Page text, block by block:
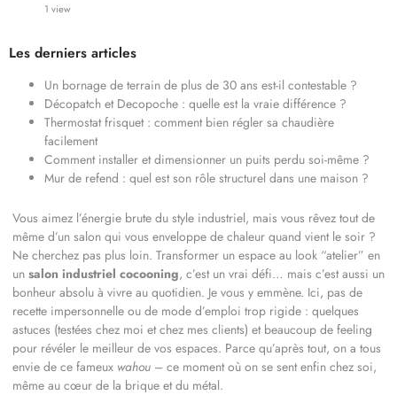
Vous aimez l’énergie brute du style industriel, mais vous rêvez tout de
même d’un salon qui vous enveloppe de chaleur quand vient le soir ?
Ne cherchez pas plus loin. Transformer un espace au look “atelier” en
un salon industriel cocooning, c’est un vrai défi… mais c’est aussi un
bonheur absolu à vivre au quotidien. Je vous y emmène. Ici, pas de
recette impersonnelle ou de mode d’emploi trop rigide : quelques
astuces (testées chez moi et chez mes clients) et beaucoup de feeling
pour révéler le meilleur de vos espaces. Parce qu’après tout, on a tous
envie de ce fameux wahou – ce moment où on se sent enfin chez soi,
même au cœur de la brique et du métal.
1 view
Les derniers articles
Un bornage de terrain de plus de 30 ans est-il contestable ?
Décopatch et Decopoche : quelle est la vraie différence ?
Thermostat frisquet : comment bien régler sa chaudière
facilement
Comment installer et dimensionner un puits perdu soi-même ?
Mur de refend : quel est son rôle structurel dans une maison ?